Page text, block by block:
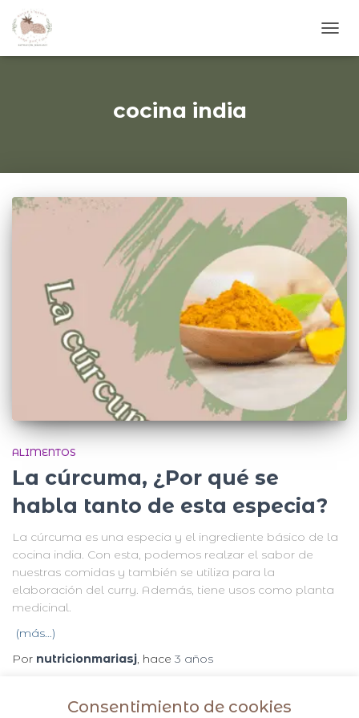
cocina india
ALIMENTOS
La cúrcuma, ¿Por qué se
habla tanto de esta especia?
La cúrcuma es una especia y el ingrediente básico de la
cocina india. Con esta, podemos realzar el sabor de
nuestras comidas y también se utiliza para la
elaboración del curry. Además, tiene usos como planta
medicinal.
(más…)
Por nutricionmariasj, hace 3 años
Consentimiento de cookies